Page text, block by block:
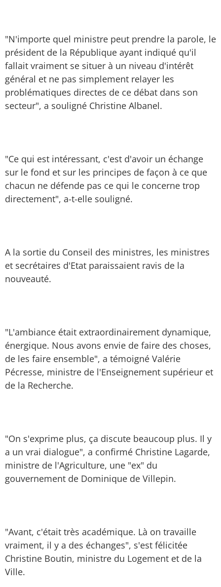
"N'importe quel ministre peut prendre la parole, le
président de la République ayant indiqué qu'il
fallait vraiment se situer à un niveau d'intérêt
général et ne pas simplement relayer les
problématiques directes de ce débat dans son
secteur", a souligné Christine Albanel.
"Ce qui est intéressant, c'est d'avoir un échange
sur le fond et sur les principes de façon à ce que
chacun ne défende pas ce qui le concerne trop
directement", a-t-elle souligné.
A la sortie du Conseil des ministres, les ministres
et secrétaires d'Etat paraissaient ravis de la
nouveauté.
"L'ambiance était extraordinairement dynamique,
énergique. Nous avons envie de faire des choses,
de les faire ensemble", a témoigné Valérie
Pécresse, ministre de l'Enseignement supérieur et
de la Recherche.
"On s'exprime plus, ça discute beaucoup plus. Il y
a un vrai dialogue", a confirmé Christine Lagarde,
ministre de l'Agriculture, une "ex" du
gouvernement de Dominique de Villepin.
"Avant, c'était très académique. Là on travaille
vraiment, il y a des échanges", s'est félicitée
Christine Boutin, ministre du Logement et de la
Ville.